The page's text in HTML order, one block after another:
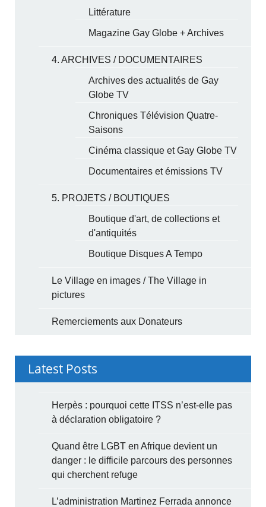
Littérature
Magazine Gay Globe + Archives
4. ARCHIVES / DOCUMENTAIRES
Archives des actualités de Gay
Globe TV
Chroniques Télévision Quatre-
Saisons
Cinéma classique et Gay Globe TV
Documentaires et émissions TV
5. PROJETS / BOUTIQUES
Boutique d'art, de collections et
d'antiquités
Boutique Disques A Tempo
Le Village en images / The Village in
pictures
Remerciements aux Donateurs
Latest Posts
Herpès : pourquoi cette ITSS n’est-elle pas
à déclaration obligatoire ?
Quand être LGBT en Afrique devient un
danger : le difficile parcours des personnes
qui cherchent refuge
L’administration Martinez Ferrada annonce